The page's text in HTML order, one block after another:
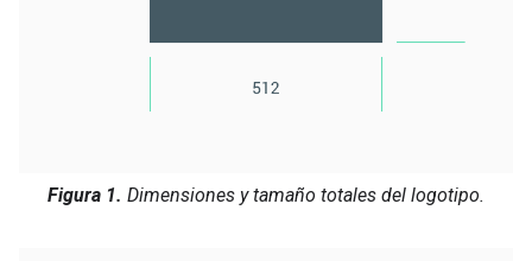
Figura 1. Dimensiones y tamaño totales del logotipo.